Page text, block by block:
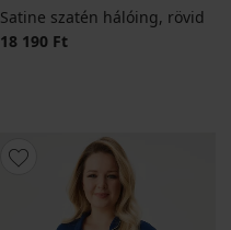
Satine szatén hálóing, rövid
18 190 Ft